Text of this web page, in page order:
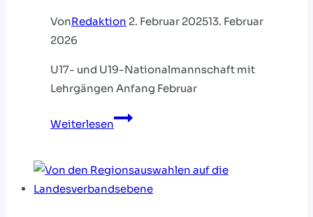
VonRedaktion 2. Februar 202513. Februar
2026
U17- und U19-Nationalmannschaft mit
Lehrgängen Anfang Februar
Weiterlesen
DHB
HVNB-
Spieler